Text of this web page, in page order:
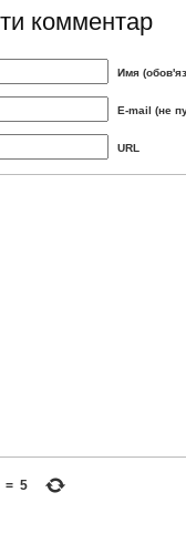
комментар
Имя
E-mail (не
URL
= 5